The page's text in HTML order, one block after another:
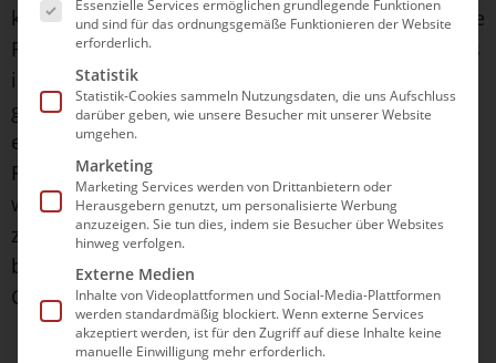
kicken. Wasserball ist im Inselpark vorgesehen, die
Freiwasserrennen in der Außenalster. „Ich finde es
immer unglaublich, wenn im Stadion
geschwommen wird – das schafft immer nochmal
eine ganz andere, tolle Atmosphäre. Und
Freiwasser in der Außenalster wäre auch super,
weil es mitten in der Stadt liegt und dort alle
zugucken können“, sagt Björn Kammann. Und
bekommt direkt wieder glänzende Augen beim
Gedanken an Olympia.
Essenzielle Services ermöglichen grundlegende Funktionen
und sind für das ordnungsgemäße Funktionieren der Website
erforderlich.
Statistik
Statistik-Cookies sammeln Nutzungsdaten, die uns Aufschluss
darüber geben, wie unsere Besucher mit unserer Website
umgehen.
Marketing
Marketing Services werden von Drittanbietern oder
Herausgebern genutzt, um personalisierte Werbung
anzuzeigen. Sie tun dies, indem sie Besucher über Websites
hinweg verfolgen.
Externe Medien
Inhalte von Videoplattformen und Social-Media-Plattformen
werden standardmäßig blockiert. Wenn externe Services
akzeptiert werden, ist für den Zugriff auf diese Inhalte keine
manuelle Einwilligung mehr erforderlich.